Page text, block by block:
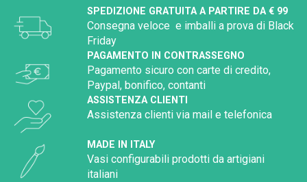
SPEDIZIONE GRATUITA A PARTIRE DA € 99
Consegna veloce e imballi a prova di Black
Friday
PAGAMENTO IN CONTRASSEGNO
Pagamento sicuro con carte di credito,
Paypal, bonifico, contanti
ASSISTENZA CLIENTI
Assistenza clienti via mail e telefonica
MADE IN ITALY
Vasi configurabili prodotti da artigiani
italiani